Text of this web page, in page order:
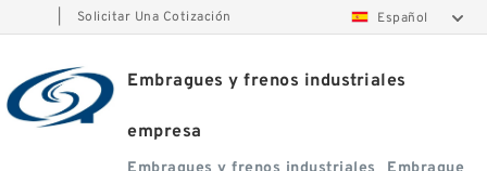
Solicitar Una Cotización Español
Embragues y frenos industriales
empresa